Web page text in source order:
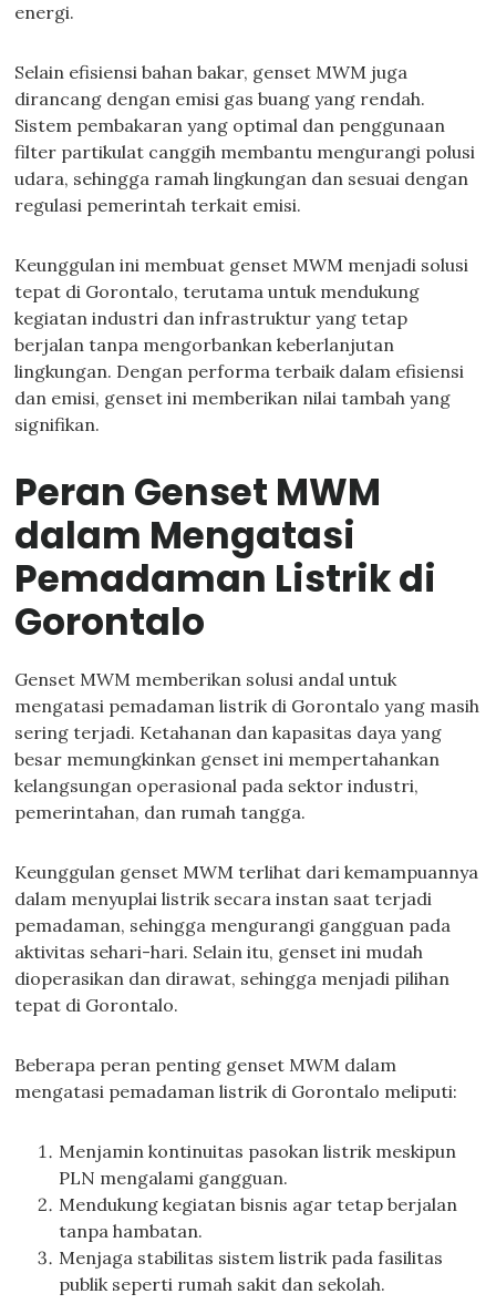
energi.
Selain efisiensi bahan bakar, genset MWM juga
dirancang dengan emisi gas buang yang rendah.
Sistem pembakaran yang optimal dan penggunaan
filter partikulat canggih membantu mengurangi polusi
udara, sehingga ramah lingkungan dan sesuai dengan
regulasi pemerintah terkait emisi.
Keunggulan ini membuat genset MWM menjadi solusi
tepat di Gorontalo, terutama untuk mendukung
kegiatan industri dan infrastruktur yang tetap
berjalan tanpa mengorbankan keberlanjutan
lingkungan. Dengan performa terbaik dalam efisiensi
dan emisi, genset ini memberikan nilai tambah yang
signifikan.
Peran Genset MWM
dalam Mengatasi
Pemadaman Listrik di
Gorontalo
Genset MWM memberikan solusi andal untuk
mengatasi pemadaman listrik di Gorontalo yang masih
sering terjadi. Ketahanan dan kapasitas daya yang
besar memungkinkan genset ini mempertahankan
kelangsungan operasional pada sektor industri,
pemerintahan, dan rumah tangga.
Keunggulan genset MWM terlihat dari kemampuannya
dalam menyuplai listrik secara instan saat terjadi
pemadaman, sehingga mengurangi gangguan pada
aktivitas sehari-hari. Selain itu, genset ini mudah
dioperasikan dan dirawat, sehingga menjadi pilihan
tepat di Gorontalo.
Beberapa peran penting genset MWM dalam
mengatasi pemadaman listrik di Gorontalo meliputi:
Menjamin kontinuitas pasokan listrik meskipun
PLN mengalami gangguan.
Mendukung kegiatan bisnis agar tetap berjalan
tanpa hambatan.
Menjaga stabilitas sistem listrik pada fasilitas
publik seperti rumah sakit dan sekolah.